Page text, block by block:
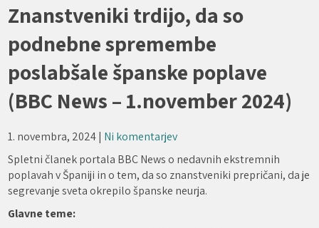
Znanstveniki trdijo, da so
podnebne spremembe
poslabšale španske poplave
(BBC News – 1.november 2024)
1. novembra, 2024| Ni komentarjev
Spletni članek portala BBC News o nedavnih ekstremnih
poplavah v Španiji in o tem, da so znanstveniki prepričani, da je
segrevanje sveta okrepilo španske neurja.
Glavne teme: